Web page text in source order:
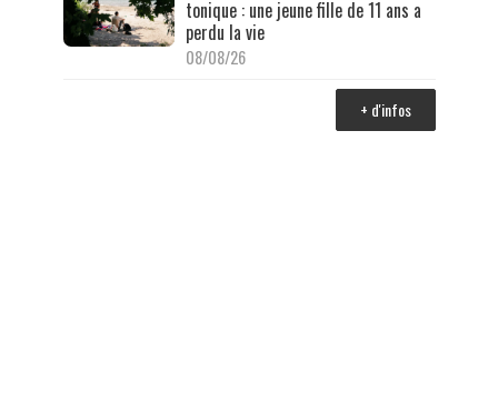
tonique : une jeune fille de 11 ans a
perdu la vie
08/08/26
+ d'infos